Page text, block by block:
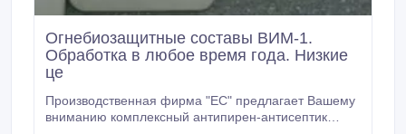
Огнебиозащитные составы ВИМ-1.
Обработка в любое время года. Низкие
це
Производственная фирма "ЕС" предлагает Вашему
вниманию комплексный антипирен-антисептик